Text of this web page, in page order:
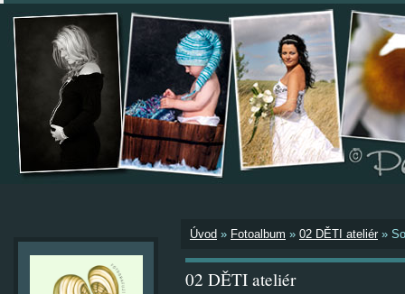
Úvod » Fotoalbum » 02 DĚTI ateliér »
02 DĚTI ateliér